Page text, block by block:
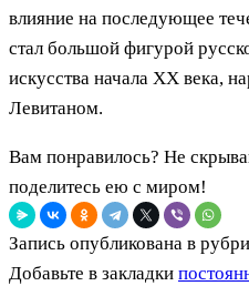
влияние на последующее
стал большой фигурой
искусства начала XX века,
Левитаном.
Вам понравилось? Не
поделитесь ею с миром!
Запись опубликована в
Добавьте в закладки